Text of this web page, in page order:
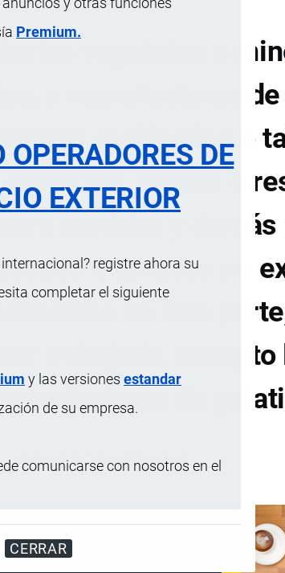
Premium.
OPERADORES DE
EXTERIOR
registre ahora su
completar el siguiente
y las versiones estandar
de su empresa.
comunicarse con nosotros en el
CERRAR
vegetales o
y manufacturas
moldeadas o
estearina, gomas o
para modelar y
o talladas no
en otra
trabajada,
de
ÍNDICE DE CONTENIDOS